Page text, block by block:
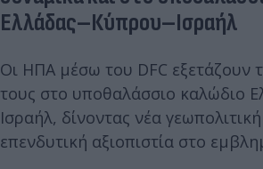
Ελλάδας–Κύπρου–Ισραήλ
Οι ΗΠΑ μέσω του DFC εξετάζουν
τους στο υποθαλάσσιο καλώδιο
Ισραήλ, δίνοντας νέα
επενδυτική αξιοπιστία στο